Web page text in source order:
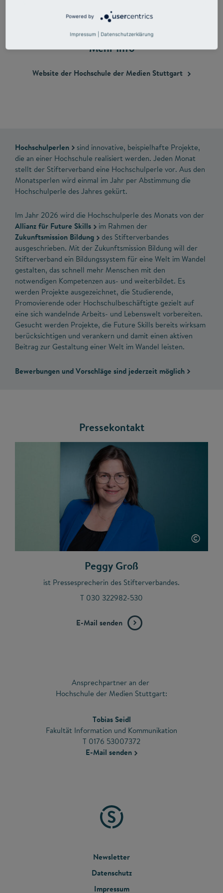
Mehr Info
Website der Hochschule der Medien Stuttgart
Hochschulperlen
sind innovative, beispielhafte Projekte,
die an einer Hochschule realisiert werden. Jeden Monat
stellt der Stifterverband eine Hochschulperle vor. Aus den
Monatsperlen wird einmal im Jahr per Abstimmung die
Hochschulperle des Jahres gekürt.
Im Jahr 2026 wird die Hochschulperle des Monats von der
Allianz für Future Skills
im Rahmen der
Zukunftsmission Bildung
des Stifterverbandes
ausgeschrieben. Mit der Zukunftsmission Bildung will der
Stifterverband ein Bildungssystem für eine Welt im Wandel
gestalten, das schnell mehr Menschen mit den
notwendigen Kompetenzen aus- und weiterbildet. Es
werden Projekte ausgezeichnet, die Studierende,
Promovierende oder Hochschulbeschäftigte gezielt auf
eine sich wandelnde Arbeits- und Lebenswelt vorbereiten.
Gesucht werden Projekte, die Future Skills bereits wirksam
berücksichtigen und verankern und damit einen aktiven
Beitrag zur Gestaltung einer Welt im Wandel leisten.
Bewerbungen und Vorschläge sind jederzeit möglich
Pressekontakt
©
Peggy Groß
ist Pressesprecherin des Stifterverbandes.
T 030 322982-530
E-Mail senden
Ansprechpartner an der
Hochschule der Medien Stuttgart:
Tobias Seidl
Fakultät Information und Kommunikation
T 0176 53007372
E-Mail senden
FOOTER
MENU
Newsletter
Datenschutz
Impressum
Powered by
Impressum Datenschutzerklärung